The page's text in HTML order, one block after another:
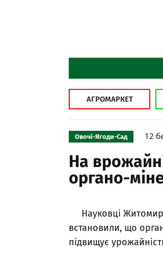
АГРОМАРКЕТ
Овочі-Ягоди-Сад 12
На
органо-
Науковці
встановили, що
підвищує